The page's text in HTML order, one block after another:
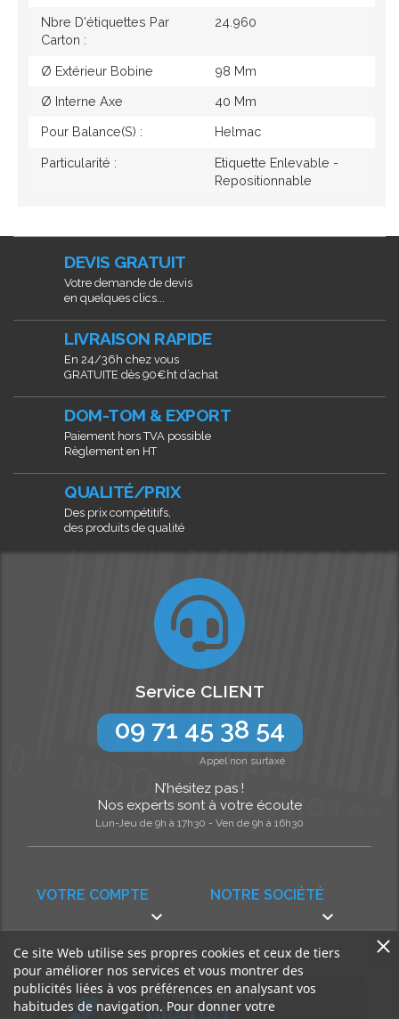
Nbre D'étiquettes Par
Carton :
24.960
Ø Extérieur Bobine 98 Mm
Ø Interne Axe 40 Mm
Pour Balance(s) : Helmac
Particularité :
Etiquette Enlevable -
Repositionnable
DEVIS GRATUIT
Votre demande de devis
en quelques clics...
LIVRAISON RAPIDE
En 24/36h chez vous
GRATUITE dès 90€ht d’achat
DOM-TOM & EXPORT
Paiement hors TVA possible
Règlement en HT
QUALITÉ/PRIX
Des prix compétitifs,
des produits de qualité
NOTRE SOCIÉTÉ

VOTRE COMPTE

Service CLIENT
09 71 45 38 54
Appel non surtaxé
N’hésitez pas !
Nos experts sont à votre écoute
Lun-Jeu de 9h à 17h30 - Ven de 9h à 16h30
Demande de devis
GRATUIT
Ce site Web utilise ses propres cookies et ceux de tiers
pour améliorer nos services et vous montrer des
publicités liées à vos préférences en analysant vos
habitudes de navigation. Pour donner votre